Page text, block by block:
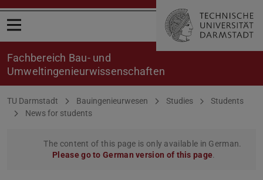
Open menu
Fachbereich Bau- und
Umweltingenieurwissenschaften
You are here:
TU Darmstadt Bauingenieurwesen Studies
Students
News for students
The content of this page is only available in German.
Please go to German version of this page.